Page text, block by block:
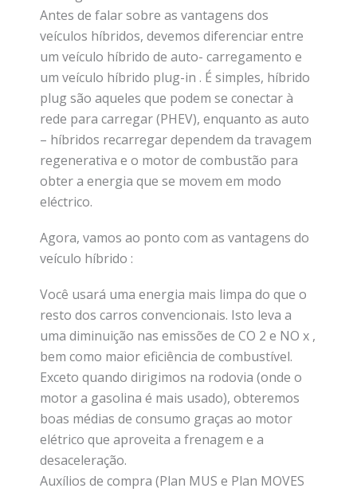
Antes de falar sobre as vantagens dos
veículos híbridos, devemos diferenciar entre
um veículo híbrido de auto- carregamento e
um veículo híbrido plug-in . É simples, híbrido
plug são aqueles que podem se conectar à
rede para carregar (PHEV), enquanto as auto
– híbridos recarregar dependem da travagem
regenerativa e o motor de combustão para
obter a energia que se movem em modo
eléctrico.
Agora, vamos ao ponto com as vantagens do
veículo híbrido :
Você usará uma energia mais limpa do que o
resto dos carros convencionais. Isto leva a
uma diminuição nas emissões de CO 2 e NO x ,
bem como maior eficiência de combustível.
Exceto quando dirigimos na rodovia (onde o
motor a gasolina é mais usado), obteremos
boas médias de consumo graças ao motor
elétrico que aproveita a frenagem e a
desaceleração.
Auxílios de compra (Plan MUS e Plan MOVES